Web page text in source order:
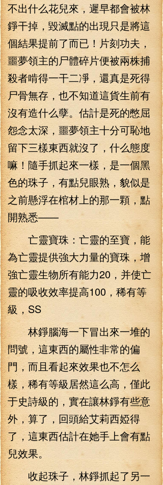
不出什么花兒來，遲早都會被林
錚干掉，毀滅點的出現只是將這
個結果提前了而已！片刻功夫，
噩夢領主的尸體碎片便被兩株捕
殺者啃得一干二凈，還真是死得
尸骨無存，也不知道這貨生前有
沒有造什么孽。估計是死的憋屈
怨念太深，噩夢領主十分可恥地
留下三樣東西就沒了，什么態度
嘛！隨手抓起來一樣，是一個黑
色的珠子，有點兒眼熟，貌似是
之前懸浮在棺材上的那一顆，點
開熟悉——
亡靈寶珠：亡靈的至寶，能
為亡靈提供強大力量的寶珠，增
強亡靈生物所有能力20，并使亡
靈的吸收效率提高100，稀有等
級，SS
林錚腦海一下冒出來一堆的
問號，這東西的屬性非常的偏
門，而且看起來效果也不怎么
樣，稀有等級居然這么高，僅此
于史詩級的，實在讓林錚有些意
外，算了，回頭給艾莉西婭得
了，這東西估計在她手上會有點
兒效果。
收起珠子，林錚抓起了另一